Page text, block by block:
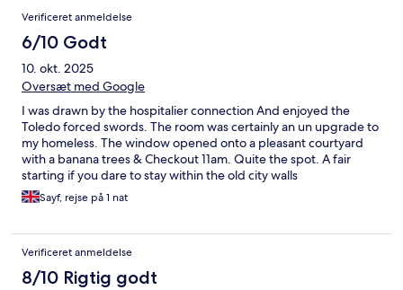
Verificeret anmeldelse
6/10 Godt
10. okt. 2025
Oversæt med Google
I was drawn by the hospitalier connection And enjoyed the
Toledo forced swords. The room was certainly an un upgrade to
my homeless. The window opened onto a pleasant courtyard
with a banana trees & Checkout 11am. Quite the spot. A fair
starting if you dare to stay within the old city walls
Sayf, rejse på 1 nat
Verificeret anmeldelse
8/10 Rigtig godt